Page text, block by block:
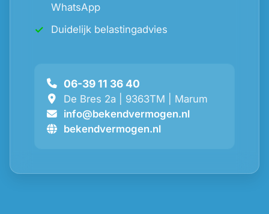
WhatsApp
Duidelijk belastingadvies
06-39 11 36 40
De Bres 2a | 9363TM | Marum
info@bekendvermogen.nl
bekendvermogen.nl